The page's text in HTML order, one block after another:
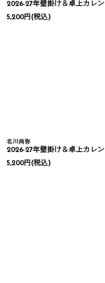
2026-27年壁掛け＆卓上カレ
5,200円(税込)
北川尚弥
2026-27年壁掛け＆卓上カレ
5,200円(税込)